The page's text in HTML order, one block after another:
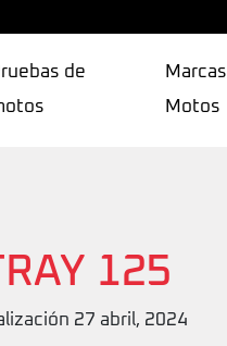
de
Marcas
Motos
125
27 abril, 2024